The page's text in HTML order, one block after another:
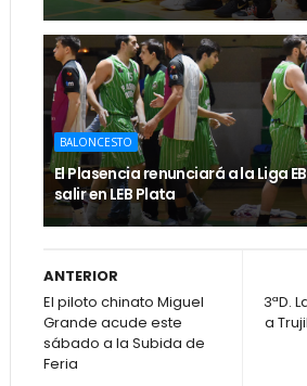
BALONCESTO
El Plasencia renunciará a la Liga
salir en LEB Plata
3ªD.
a
ANTERIOR
El piloto chinato Miguel
Grande acude este
sábado a la Subida de
Feria